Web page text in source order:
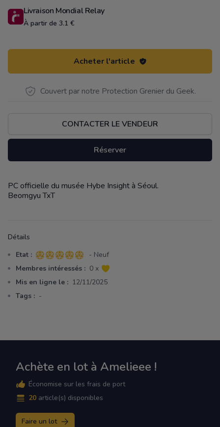
Livraison Mondial Relay
À partir de 3.1 €
Acheter l'article
Couvert par notre Protection Grenier du Geek.
CONTACTER LE VENDEUR
Réserver
Description
PC officielle du musée Hybe Insight à Séoul.
Beomgyu TxT
Détails
Etat : 5 sur 5 étoiles
- Neuf
Membres intéressés : 0 x
Mis en ligne le : 12/11/2025
Tags : -
Achète en lot à Amelieee !
Économise sur les frais de port
20 article(s) disponibles
Faire un lot